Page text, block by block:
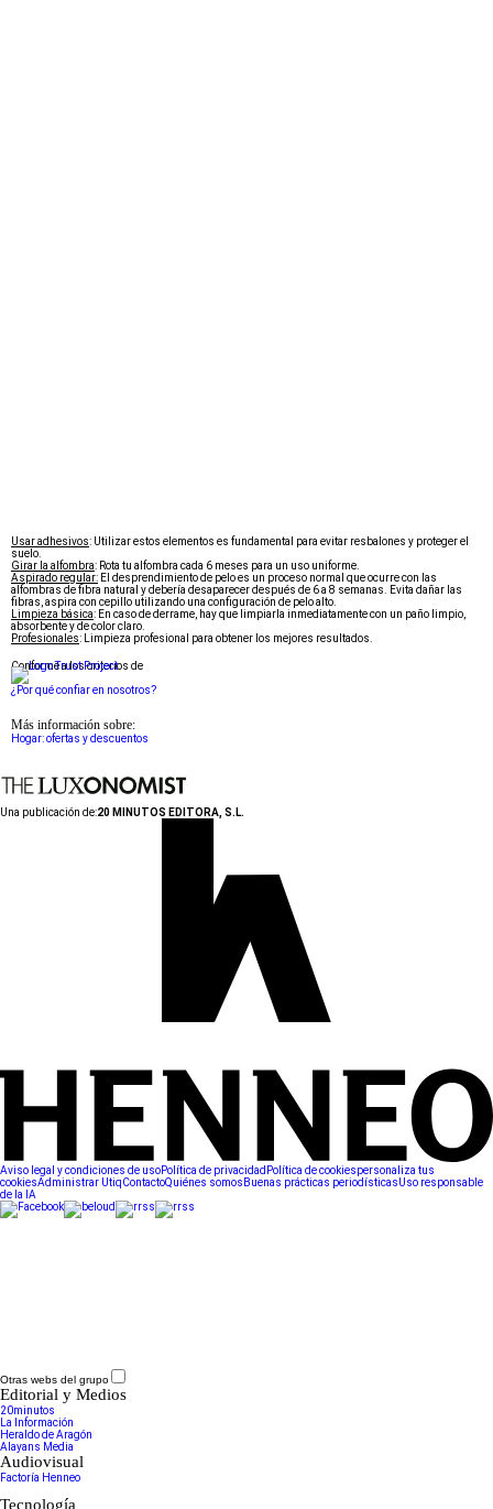
Usar adhesivos: Utilizar estos elementos es fundamental para evitar resbalones y proteger el
suelo.
Girar la alfombra: Rota tu alfombra cada 6 meses para un uso uniforme.
Aspirado regular: El desprendimiento de pelo es un proceso normal que ocurre con las
alfombras de fibra natural y debería desaparecer después de 6 a 8 semanas. Evita dañar las
fibras, aspira con cepillo utilizando una configuración de pelo alto.
Limpieza básica: En caso de derrame, hay que limpiarla inmediatamente con un paño limpio,
absorbente y de color claro.
Profesionales: Limpieza profesional para obtener los mejores resultados.
Conforme a los criterios de
¿Por qué confiar en nosotros?
Más información sobre:
Hogar: ofertas y descuentos
Una publicación de:20 MINUTOS EDITORA, S.L.
Aviso legal y condiciones de usoPolítica de privacidad Política de cookiespersonaliza tus
cookiesAdministrar UtiqContactoQuiénes somos Buenas prácticas periodísticasUso responsable
de la IA
Otras webs del grupo
Editorial y Medios
20minutos
La Información
Heraldo de Aragón
Alayans Media
Audiovisual
Factoría Henneo
Tecnología